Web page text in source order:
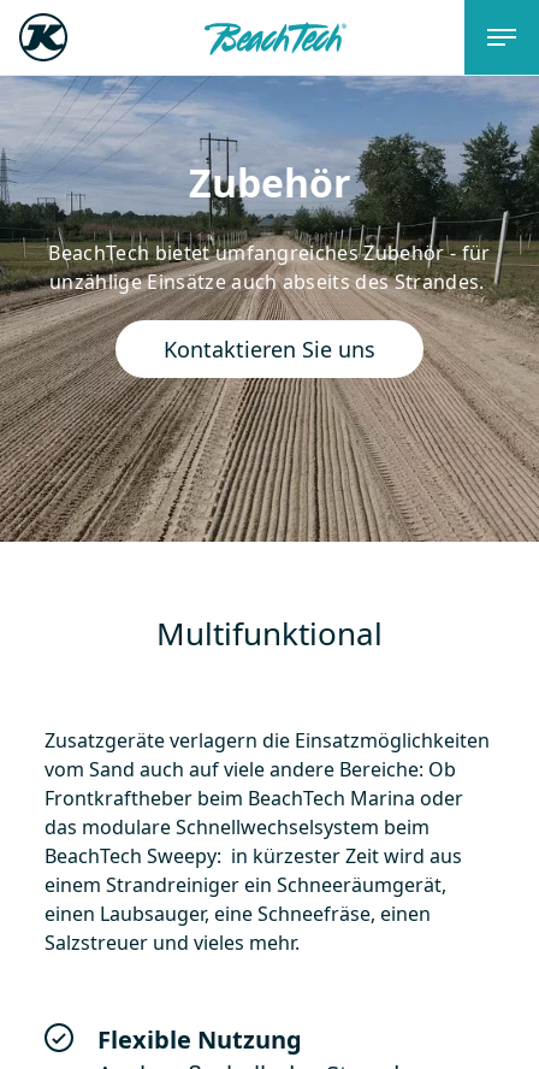
Zubehör
BeachTech bietet umfangreiches Zubehör - für
unzählige Einsätze auch abseits des Strandes.
Kontaktieren Sie uns
Multifunktional
Zusatzgeräte verlagern die Einsatzmöglichkeiten
vom Sand auch auf viele andere Bereiche: Ob
Frontkraftheber beim BeachTech Marina oder
das modulare Schnellwechselsystem beim
BeachTech Sweepy: in kürzester Zeit wird aus
einem Strandreiniger ein Schneeräumgerät,
einen Laubsauger, eine Schneefräse, einen
Salzstreuer und vieles mehr.
Flexible Nutzung